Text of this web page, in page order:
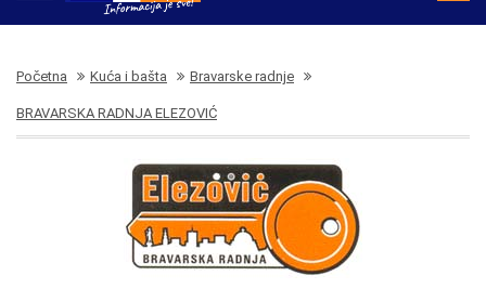
Početna Kuća i bašta Bravarske radnje
BRAVARSKA RADNJA ELEZOVIĆ